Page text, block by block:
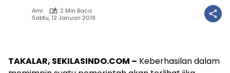
Amr
2 Min Baca
Sabtu, 12 Januari 2019
TAKALAR, SEKILASINDO.COM – Keberhasilan dalam